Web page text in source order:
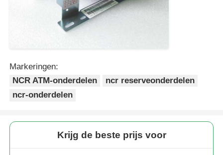
Markeringen:
NCR ATM-onderdelen
ncr reserveonderdelen
ncr-onderdelen
Krijg de beste prijs voor